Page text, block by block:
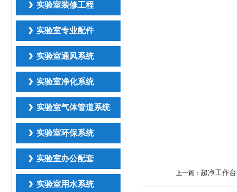
实验室装修工程
实验室专业配件
实验室通风系统
实验室净化系统
实验室气体管道系统
实验室环保系统
实验室办公配套
实验室用水系统
上一篇： 超净工作台